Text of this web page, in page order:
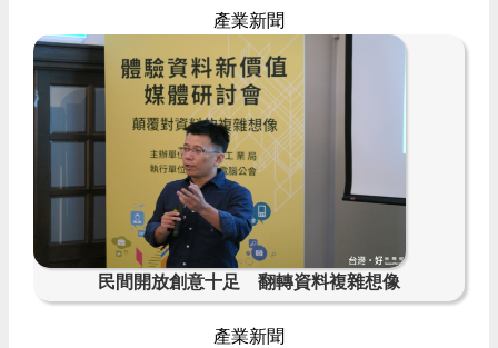
產業新聞
民間開放創意十足 翻轉資料複雜想像
產業新聞